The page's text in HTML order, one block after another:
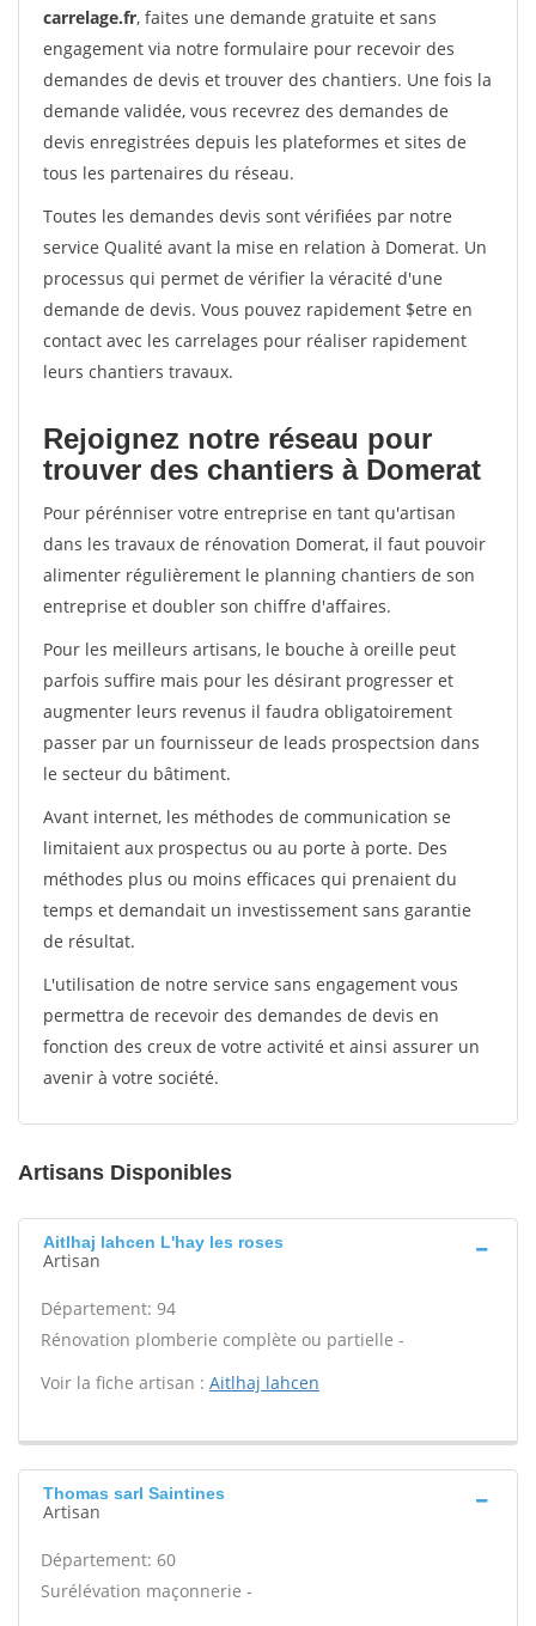
carrelage.fr, faites une demande gratuite et sans
engagement via notre formulaire pour recevoir des
demandes de devis et trouver des chantiers. Une fois la
demande validée, vous recevrez des demandes de
devis enregistrées depuis les plateformes et sites de
tous les partenaires du réseau.
Toutes les demandes devis sont vérifiées par notre
service Qualité avant la mise en relation à Domerat. Un
processus qui permet de vérifier la véracité d'une
demande de devis. Vous pouvez rapidement $etre en
contact avec les carrelages pour réaliser rapidement
leurs chantiers travaux.
Rejoignez notre réseau pour
trouver des chantiers à Domerat
Pour pérénniser votre entreprise en tant qu'artisan
dans les travaux de rénovation Domerat, il faut pouvoir
alimenter régulièrement le planning chantiers de son
entreprise et doubler son chiffre d'affaires.
Pour les meilleurs artisans, le bouche à oreille peut
parfois suffire mais pour les désirant progresser et
augmenter leurs revenus il faudra obligatoirement
passer par un fournisseur de leads prospectsion dans
le secteur du bâtiment.
Avant internet, les méthodes de communication se
limitaient aux prospectus ou au porte à porte. Des
méthodes plus ou moins efficaces qui prenaient du
temps et demandait un investissement sans garantie
de résultat.
L'utilisation de notre service sans engagement vous
permettra de recevoir des demandes de devis en
fonction des creux de votre activité et ainsi assurer un
avenir à votre société.
Artisans Disponibles
Aitlhaj lahcen L'hay les roses
Artisan
Département: 94
Rénovation plomberie complète ou partielle -
Voir la fiche artisan : Aitlhaj lahcen
Thomas sarl Saintines
Artisan
Département: 60
Surélévation maçonnerie -